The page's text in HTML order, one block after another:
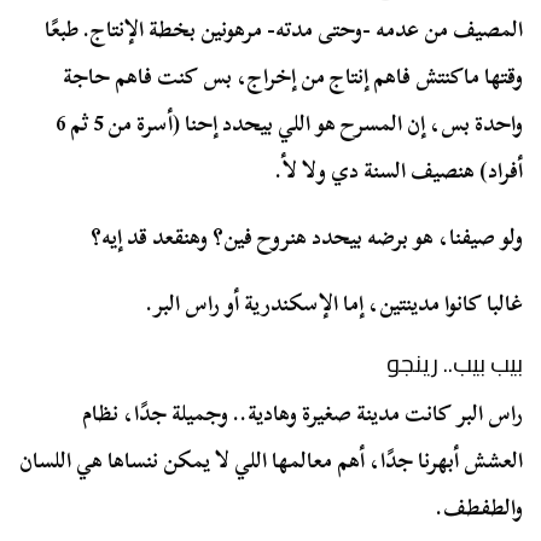
المصيف من عدمه -وحتى مدته- مرهونين بخطة الإنتاج. طبعًا
وقتها ماكنتش فاهم إنتاج من إخراج، بس كنت فاهم حاجة
واحدة بس، إن المسرح هو اللي بيحدد إحنا (أسرة من 5 ثم 6
أفراد) هنصيف السنة دي ولا لأ.
ولو صيفنا، هو برضه بيحدد هنروح فين؟ وهنقعد قد إيه؟
غالبا كانوا مدينتين، إما الإسكندرية أو راس البر.
بيب بيب.. رينجو
راس البر كانت مدينة صغيرة وهادية.. وجميلة جدًا، نظام
العشش أبهرنا جدًا، أهم معالمها اللي لا يمكن ننساها هي اللسان
والطفطف.